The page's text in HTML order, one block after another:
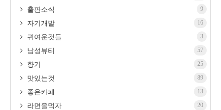
출판소식 9
자기개발 16
귀여운것들 3
남성뷰티 57
향기 25
맛있는것 89
좋은카페 13
라면을먹자 20